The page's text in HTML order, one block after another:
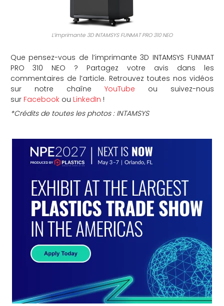
L’imprimante 3D INTAMSYS FUNMAT PRO 310 NEO
Que pensez-vous de l’imprimante 3D INTAMSYS FUNMAT
PRO 310 NEO ? Partagez votre avis dans les
commentaires de l’article. Retrouvez toutes nos vidéos
sur notre chaîne YouTube ou suivez-nous
sur Facebookou LinkedIn !
*Crédits de toutes les photos : INTAMSYS